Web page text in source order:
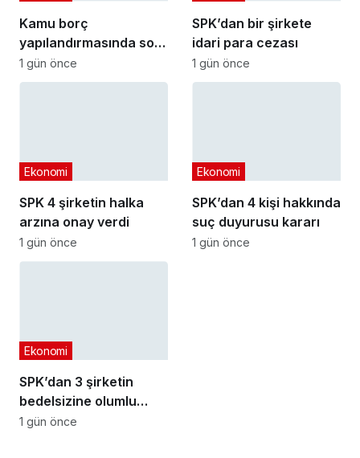
Kamu borç
yapılandırmasında son
başvuru tarihi
yaklaşıyor
1 gün önce
SPK’dan bir şirkete
idari para cezası
1 gün önce
SPK 4 şirketin halka
arzına onay verdi
Ekonomi
1 gün önce
SPK’dan 4 kişi hakkında
suç duyurusu kararı
Ekonomi
1 gün önce
SPK’dan 3 şirketin
bedelsizine olumlu
yanıt
Ekonomi
1 gün önce